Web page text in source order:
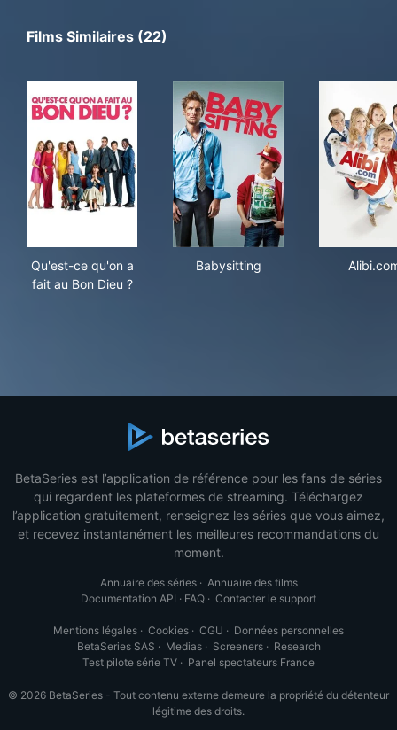
Films Similaires (22)
Qu'est-ce qu'on a
fait au Bon Dieu ?
Babysitting
BetaSeries est l’application de référence pour les fans de séries
qui regardent les plateformes de streaming. Téléchargez
l’application gratuitement, renseignez les séries que vous aimez,
et recevez instantanément les meilleures recommandations du
moment.
Annuaire des séries· Annuaire des films
Documentation API · FAQ · Contacter le support
Mentions légales · Cookies · CGU · Données personnelles
BetaSeries SAS · Medias· Screeners· Research
Test pilote série TV · Panel spectateurs France
© 2026 BetaSeries - Tout contenu externe demeure la propriété du détenteur
légitime des droits.